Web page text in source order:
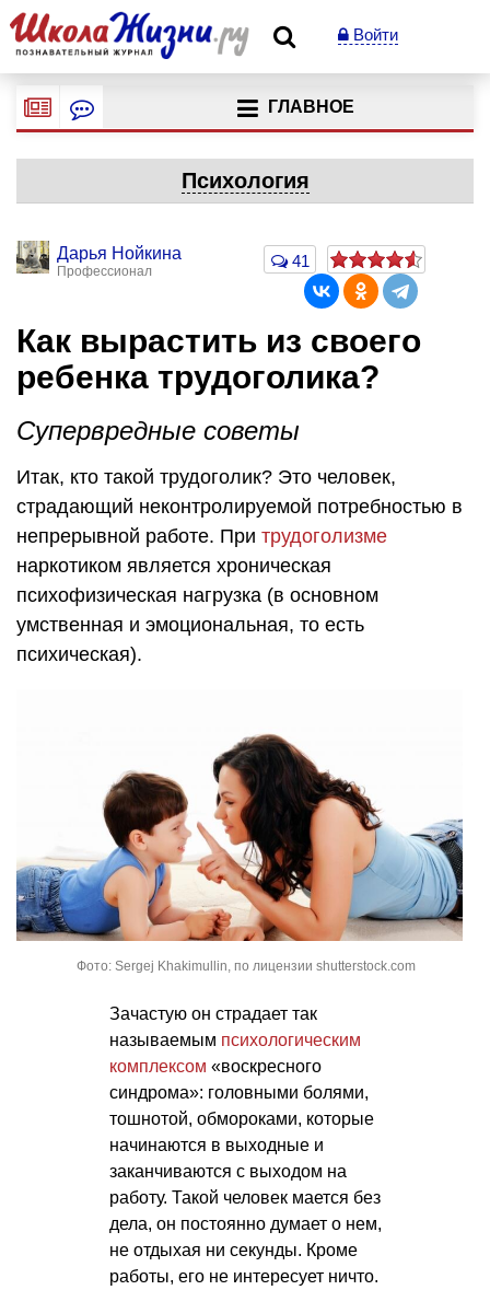
Войти
ГЛАВНОЕ
Психология
Дарья Нойкина
Профессионал
41
Как вырастить из своего
ребенка трудоголика?
Супервредные советы
Итак, кто такой трудоголик? Это человек,
страдающий неконтролируемой потребностью в
непрерывной работе. При трудоголизме
наркотиком является хроническая
психофизическая нагрузка (в основном
умственная и эмоциональная, то есть
психическая).
Фото: Sergej Khakimullin, по лицензии shutterstock.com
Зачастую он страдает так
называемым психологическим
комплексом «воскресного
синдрома»: головными болями,
тошнотой, обмороками, которые
начинаются в выходные и
заканчиваются с выходом на
работу. Такой человек мается без
дела, он постоянно думает о нем,
не отдыхая ни секунды. Кроме
работы, его не интересует ничто.